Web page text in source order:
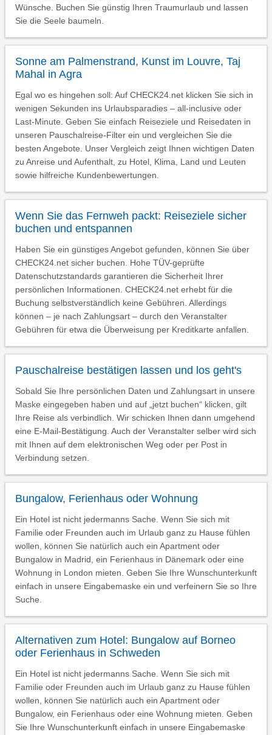
Wünsche. Buchen Sie günstig Ihren Traumurlaub und lassen
Sie die Seele baumeln.
Sonne am Palmenstrand, Kunst im Louvre, Taj
Mahal in Agra
Egal wo es hingehen soll: Auf CHECK24.net klicken Sie sich in
wenigen Sekunden ins Urlaubsparadies – all-inclusive oder
Last-Minute. Geben Sie einfach Reiseziele und Reisedaten in
unseren Pauschalreise-Filter ein und vergleichen Sie die
besten Angebote. Unser Vergleich zeigt Ihnen wichtigen Daten
zu Anreise und Aufenthalt, zu Hotel, Klima, Land und Leuten
sowie hilfreiche Kundenbewertungen.
Wenn Sie das Fernweh packt: Reiseziele sicher
buchen und entspannen
Haben Sie ein günstiges Angebot gefunden, können Sie über
CHECK24.net sicher buchen. Hohe TÜV-geprüfte
Datenschutzstandards garantieren die Sicherheit Ihrer
persönlichen Informationen. CHECK24.net erhebt für die
Buchung selbstverständlich keine Gebühren. Allerdings
können – je nach Zahlungsart – durch den Veranstalter
Gebühren für etwa die Überweisung per Kreditkarte anfallen.
Pauschalreise bestätigen lassen und los geht's
Sobald Sie Ihre persönlichen Daten und Zahlungsart in unsere
Maske eingegeben haben und auf „jetzt buchen“ klicken, gilt
Ihre Reise als verbindlich. Wir schicken Ihnen dann umgehend
eine E-Mail-Bestätigung. Auch der Veranstalter selber wird sich
mit Ihnen auf dem elektronischen Weg oder per Post in
Verbindung setzen.
Bungalow, Ferienhaus oder Wohnung
Ein Hotel ist nicht jedermanns Sache. Wenn Sie sich mit
Familie oder Freunden auch im Urlaub ganz zu Hause fühlen
wollen, können Sie natürlich auch ein Apartment oder
Bungalow in Madrid, ein Ferienhaus in Dänemark oder eine
Wohnung in London mieten. Geben Sie Ihre Wunschunterkunft
einfach in unsere Eingabemaske ein und verfeinern Sie so Ihre
Suche.
Alternativen zum Hotel: Bungalow auf Borneo
oder Ferienhaus in Schweden
Ein Hotel ist nicht jedermanns Sache. Wenn Sie sich mit
Familie oder Freunden auch im Urlaub ganz zu Hause fühlen
wollen, können Sie natürlich auch ein Apartment oder
Bungalow, ein Ferienhaus oder eine Wohnung mieten. Geben
Sie Ihre Wunschunterkunft einfach in unsere Eingabemaske